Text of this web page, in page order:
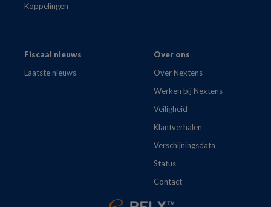
Koppelingen
Fiscaal nieuws
Laatste nieuws
Over ons
Over Nextens
Werken bij Nextens
Veiligheid
Klantverhalen
Verschijningsdata
Status
Contact